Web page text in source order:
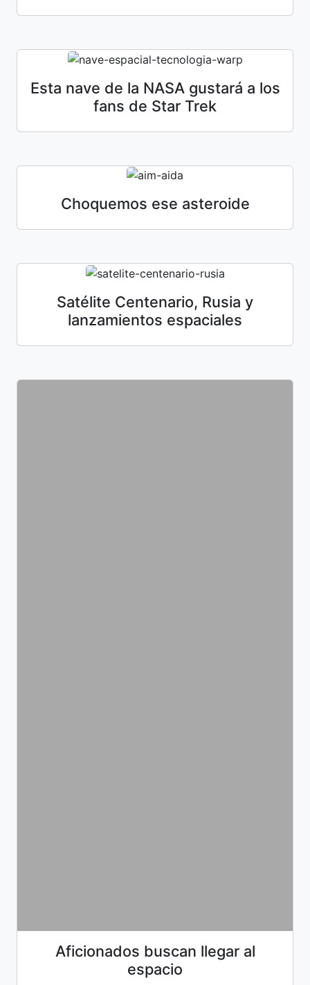
Esta nave de la NASA gustará a los
fans de Star Trek
Choquemos ese asteroide
Satélite Centenario, Rusia y
lanzamientos espaciales
Aficionados buscan llegar al
espacio